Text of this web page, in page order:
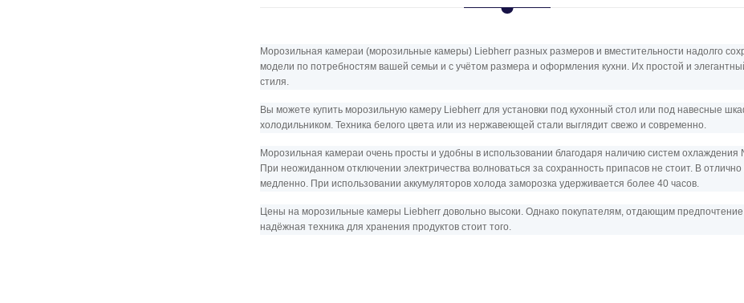
Морозильная камераи (морозильные камеры) Liebherr разных размеров и вместительности надолго
модели по потребностям вашей семьи и с учётом размера и оформления кухни. Их простой и
стиля.
Вы можете купить морозильную камеру Liebherr для установки под кухонный стол или под навесные
холодильником. Техника белого цвета или из нержавеющей стали выглядит свежо и современно.
Морозильная камераи очень просты и удобны в использовании благодаря наличию систем
При неожиданном отключении электричества волноваться за сохранность припасов не стоит. В
медленно. При использовании аккумуляторов холода заморозка удерживается более 40 часов.
Цены на морозильные камеры Liebherr довольно высоки. Однако покупателям, отдающим предпочтение
надёжная техника для хранения продуктов стоит того.